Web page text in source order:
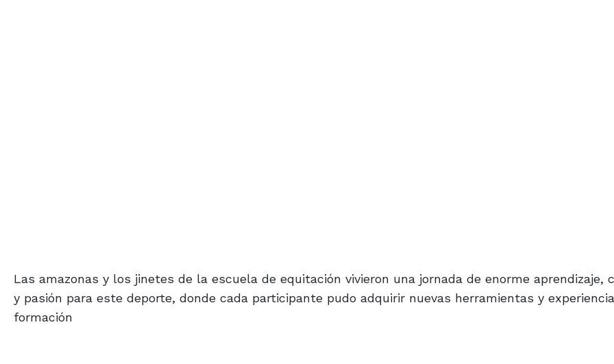
Las amazonas y los jinetes de la escuela de equitación vivieron una jornada de enorme aprendizaje,
y pasión para este deporte, donde cada participante pudo adquirir nuevas herramientas y
formación